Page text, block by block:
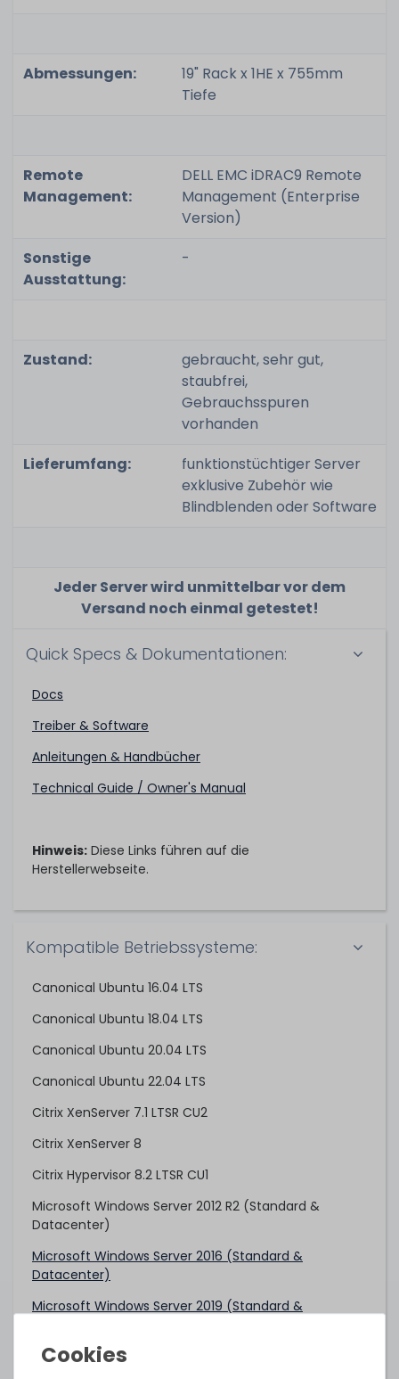
Abmessungen:
19" Rack x 1HE x 755mm
Tiefe
Remote
Management:
DELL EMC iDRAC9 Remote
Management (Enterprise
Version)
Sonstige
Ausstattung:
-
Zustand:
gebraucht, sehr gut,
staubfrei,
Gebrauchsspuren
vorhanden
Lieferumfang:
funktionstüchtiger Server
exklusive Zubehör wie
Blindblenden oder Software
Jeder Server wird unmittelbar vor dem
Versand noch einmal getestet!
Quick Specs & Dokumentationen:
Docs
Treiber & Software
Anleitungen & Handbücher
Technical Guide / Owner's Manual
Hinweis: Diese Links führen auf die
Herstellerwebseite.
Kompatible Betriebssysteme:
Canonical Ubuntu 16.04 LTS
Canonical Ubuntu 18.04 LTS
Canonical Ubuntu 20.04 LTS
Canonical Ubuntu 22.04 LTS
Citrix XenServer 7.1 LTSR CU2
Citrix XenServer 8
Citrix Hypervisor 8.2 LTSR CU1
Microsoft Windows Server 2012 R2 (Standard &
Datacenter)
Microsoft Windows Server 2016 (Standard &
Datacenter)
Microsoft Windows Server 2019 (Standard &
Microsoft Windows Server 2022 (Standard &